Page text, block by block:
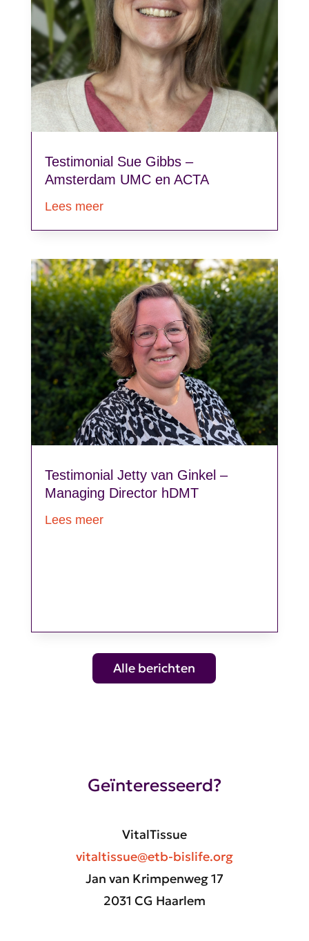
Testimonial Sue Gibbs –
Amsterdam UMC en ACTA
Lees meer
Testimonial Jetty van Ginkel –
Managing Director hDMT
Lees meer
Alle berichten
Geïnteresseerd?
VitalTissue
vitaltissue@etb-bislife.org
Jan van Krimpenweg 17
2031 CG Haarlem